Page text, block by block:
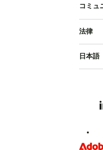
コミュ
法律
日本語